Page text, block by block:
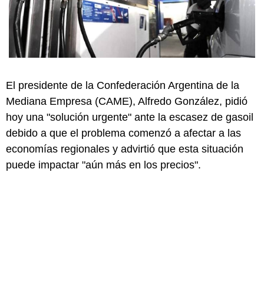
El presidente de la Confederación Argentina de la
Mediana Empresa (CAME), Alfredo González, pidió
hoy una "solución urgente" ante la escasez de gasoil
debido a que el problema comenzó a afectar a las
economías regionales y advirtió que esta situación
puede impactar "aún más en los precios".